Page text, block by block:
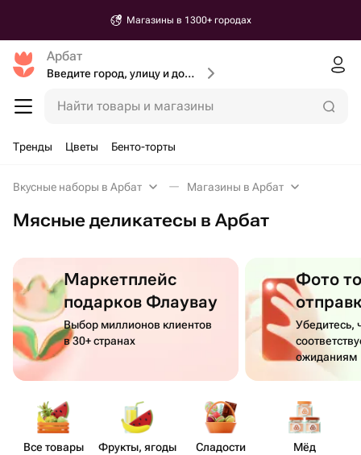
Магазины в 1300+ городах
Арбат
Введите город, улицу и дом доставки
Найти товары и магазины
Тренды Цветы Бенто-торты
Вкусные наборы в Арбат Магазины в Арбат
Мясные деликатесы в Арбат
Маркетплейс
подарков Флаувау
Выбор миллионов клиентов
в 30+ странах
Фото
Убедитесь,
ожиданиям
Все товары
Фрукты, ягоды
Сладости Мёд